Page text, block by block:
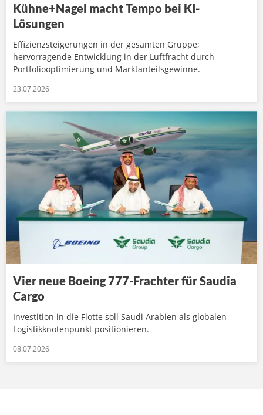
Kühne+Nagel macht Tempo bei KI-
Lösungen
Effizienzsteigerungen in der gesamten Gruppe;
hervorragende Entwicklung in der Luftfracht durch
Portfoliooptimierung und Marktanteilsgewinne.
23.07.2026
Vier neue Boeing 777-Frachter für Saudia
Cargo
Investition in die Flotte soll Saudi Arabien als globalen
Logistikknotenpunkt positionieren.
08.07.2026